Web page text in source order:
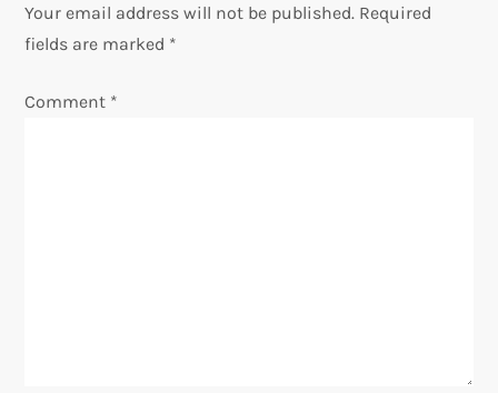
i
g
Your email address will not be published. Required
fields are marked *
Comment *